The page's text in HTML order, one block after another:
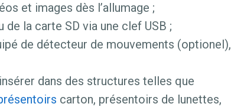
et images dès l’allumage ;
la carte SD via une clef USB ;
de détecteur de mouvements (optionel),
dans des structures telles que
carton, présentoirs de lunettes,